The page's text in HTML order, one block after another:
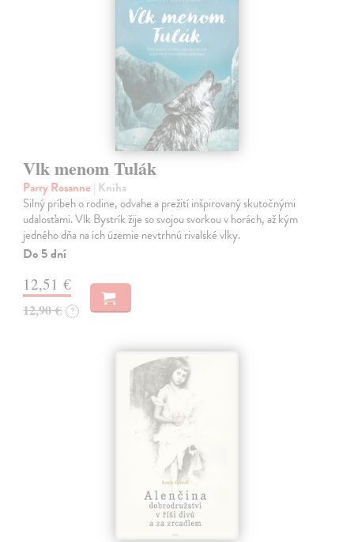
Vlk menom Tulák
Parry Rosanne | Kniha
Silný príbeh o rodine, odvahe a prežití inšpirovaný skutočnými
udalosťami. Vlk Bystrík žije so svojou svorkou v horách, až kým
jedného dňa na ich územie nevtrhnú rivalské vlky.
Do 5 dní
12,51 €
12,90 € ?